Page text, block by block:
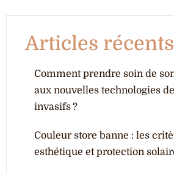
Articles récents
Comment prendre soin de
aux nouvelles technologies
invasifs ?
Couleur store banne : les
esthétique et protection